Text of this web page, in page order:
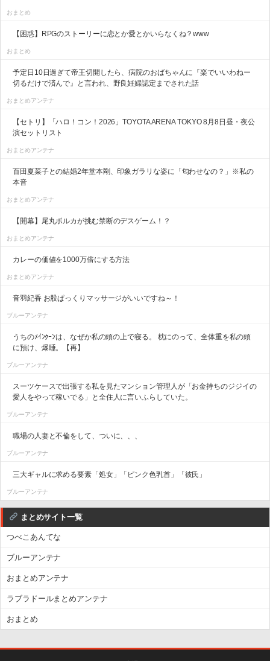
おまとめ
【困惑】RPGのストーリーに恋とか愛とかいらなくね？www
おまとめ
予定日10日過ぎて帝王切開したら、病院のおばちゃんに『楽でいいわねー
切るだけで済んで』と言われ、野良妊婦認定までされた話
おまとめアンテナ
【セトリ】「ハロ！コン！2026」TOYOTA ARENA TOKYO 8月8日昼・夜公
演セットリスト
おまとめアンテナ
百田夏菜子との結婚2年堂本剛、印象ガラリな姿に「匂わせなの？」※私の
本音
おまとめアンテナ
【開幕】尾丸ポルカが挑む禁断のデスゲーム！？
おまとめアンテナ
カレーの価値を1000万倍にする方法
おまとめアンテナ
音羽紀香 お股ぱっくりマッサージがいいですね～！
ブルーアンテナ
うちのﾒｲﾝｸｰﾝは、なぜか私の頭の上で寝る。 枕にのって、全体重を私の頭
に預け、爆睡。【再】
ブルーアンテナ
スーツケースで出張する私を見たマンション管理人が「お金持ちのジジイの
愛人をやって稼いでる」と全住人に言いふらしていた。
ブルーアンテナ
職場の人妻と不倫をして、ついに、、、
ブルーアンテナ
三大ギャルに求める要素「処女」「ピンク色乳首」「彼氏」
ブルーアンテナ
まとめサイト一覧
つべこあんてな
ブルーアンテナ
おまとめアンテナ
ラブラドールまとめアンテナ
おまとめ